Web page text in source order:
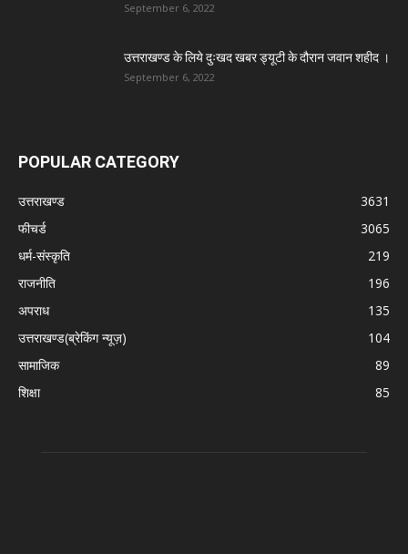
September 6, 2022
उत्तराखण्ड के लिये दुःखद खबर ड्यूटी के दौरान जवान शहीद ।
September 6, 2022
POPULAR CATEGORY
उत्तराखण्ड
3631
फीचर्ड
3065
धर्म-संस्कृति
219
राजनीति
196
अपराध
135
उत्तराखण्ड(ब्रेकिंग न्यूज़)
104
सामाजिक
89
शिक्षा
85